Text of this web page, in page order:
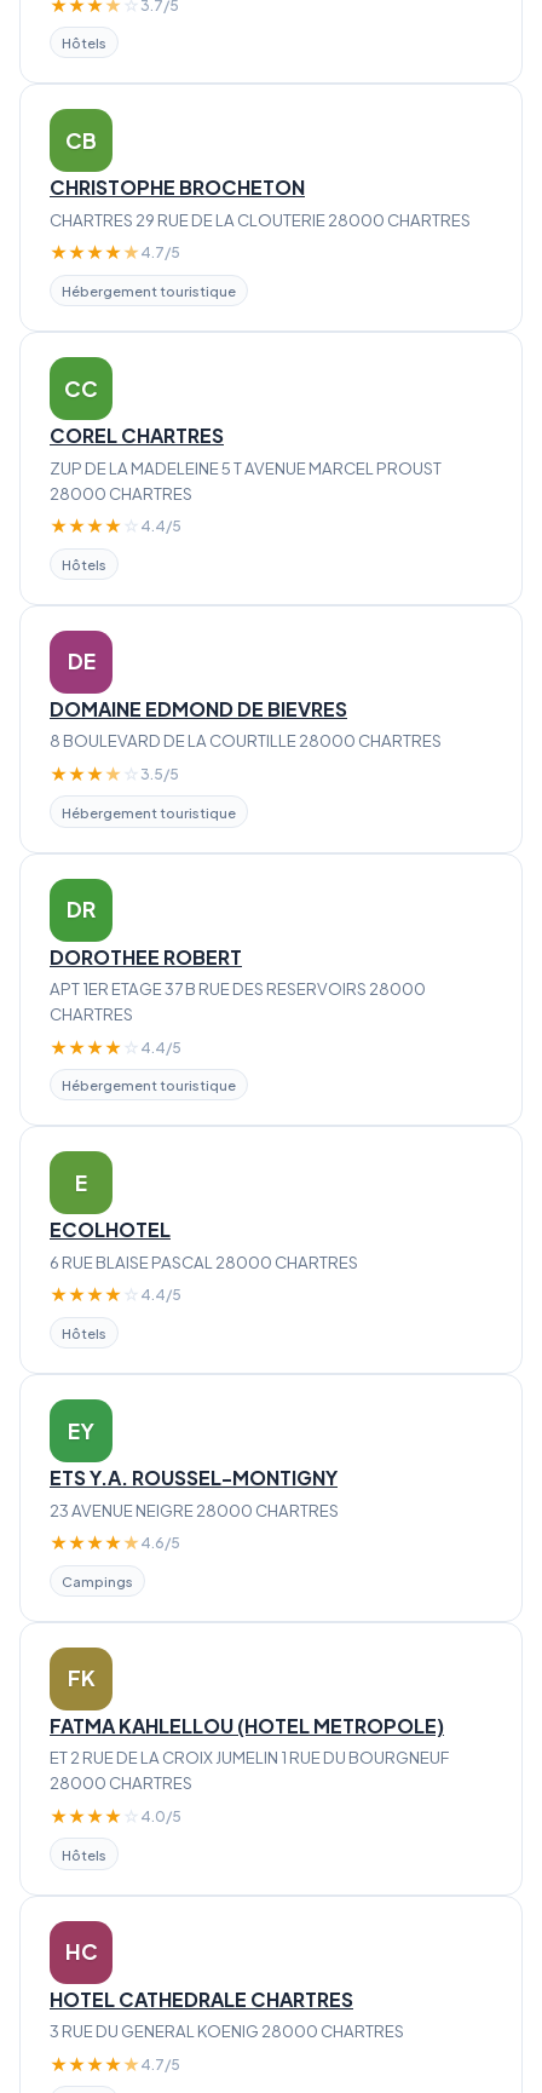
★★★★ ☆ 3.7/5
Hôtels
CB
CHRISTOPHE BROCHETON
CHARTRES 29 RUE DE LA CLOUTERIE 28000 CHARTRES
★★★★★ 4.7/5
Hébergement touristique
CC
COREL CHARTRES
ZUP DE LA MADELEINE 5 T AVENUE MARCEL PROUST
28000 CHARTRES
★★★★ ☆ 4.4/5
Hôtels
DE
DOMAINE EDMOND DE BIEVRES
8 BOULEVARD DE LA COURTILLE 28000 CHARTRES
★★★★ ☆ 3.5/5
Hébergement touristique
DR
DOROTHEE ROBERT
APT 1ER ETAGE 37 B RUE DES RESERVOIRS 28000
CHARTRES
★★★★ ☆ 4.4/5
Hébergement touristique
E
ECOLHOTEL
6 RUE BLAISE PASCAL 28000 CHARTRES
★★★★ ☆ 4.4/5
Hôtels
EY
ETS Y.A. ROUSSEL-MONTIGNY
23 AVENUE NEIGRE 28000 CHARTRES
★★★★★ 4.6/5
Campings
FK
FATMA KAHLELLOU (HOTEL METROPOLE)
ET 2 RUE DE LA CROIX JUMELIN 1 RUE DU BOURGNEUF
28000 CHARTRES
★★★★ ☆ 4.0/5
Hôtels
HC
HOTEL CATHEDRALE CHARTRES
3 RUE DU GENERAL KOENIG 28000 CHARTRES
★★★★★ 4.7/5